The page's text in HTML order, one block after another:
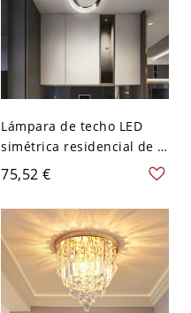
Lámpara de techo LED
simétrica residencial de 2
luces, aleación,
semiempotrada, negra,
110V-120V, 10"
75,52 €